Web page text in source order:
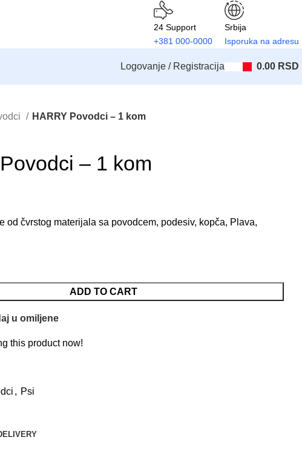
24 Support
+381 000-0000
Srbija
Isporuka na adresu
Logovanje / Registracija 0.00 RSD
HARRY Povodci – 1 kom
– 1 kom
od čvrstog materijala sa povodcem, podesiv, kopča, Plava,
ADD TO CART
u omiljene
this product now!
, Psi